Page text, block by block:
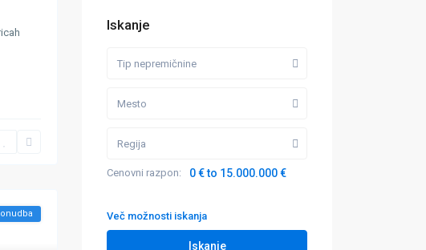
Iskanje
Tip nepremičnine
Mesto
Regija
Cenovni razpon: 0 € to 15.000.000 €
Več možnosti iskanja
Iskanje